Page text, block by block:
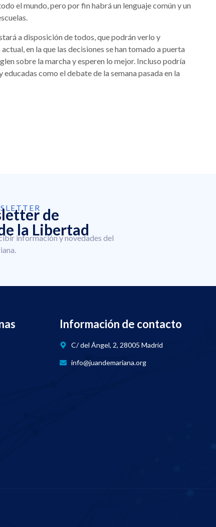
el mundo, pero por fin habrá un lenguaje común y un
a disposición de todos, que podrán verlo y
en la que las decisiones se han tomado a puerta
sobre la marcha y esperen lo mejor. Incluso podría
como el debate de la semana pasada en la
de
la Libertad
información y novedades del
Información de contacto
C/ del Ángel, 2, 28005 Madrid
info@juandemariana.org